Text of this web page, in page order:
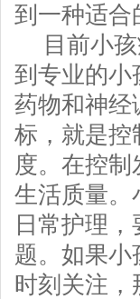
到一种适合
目前小
到专业的小
药物和神经
标，就是控
度。在控
生活质量。
日常护理
题。如果
时刻关注